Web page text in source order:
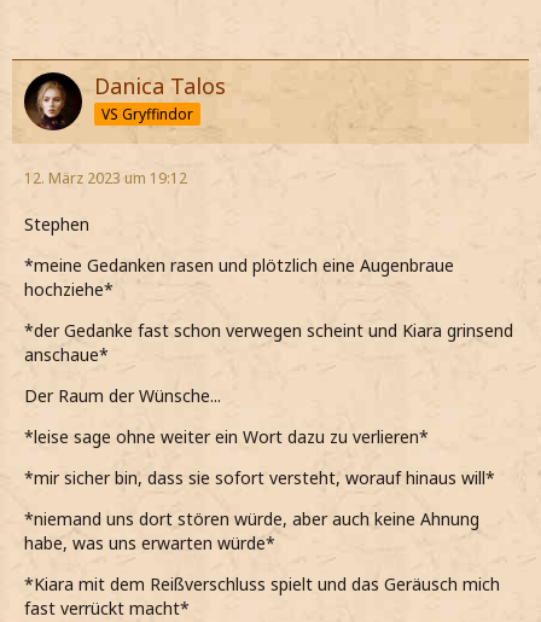
Danica Talos
VS Gryffindor
12. März 2023 um 19:12
Stephen
*meine Gedanken rasen und plötzlich eine Augenbraue
hochziehe*
*der Gedanke fast schon verwegen scheint und Kiara grinsend
anschaue*
Der Raum der Wünsche...
*leise sage ohne weiter ein Wort dazu zu verlieren*
*mir sicher bin, dass sie sofort versteht, worauf hinaus will*
*niemand uns dort stören würde, aber auch keine Ahnung
habe, was uns erwarten würde*
*Kiara mit dem Reißverschluss spielt und das Geräusch mich
fast verrückt macht*